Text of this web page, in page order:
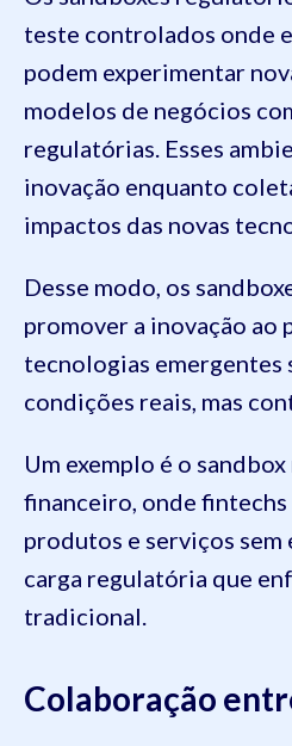
teste controlados onde
podem experimentar
modelos de negócios
regulatórias. Esses
inovação enquanto
impactos das novas
Desse modo, os
promover a inovação ao
tecnologias emergentes
condições reais, mas
Um exemplo é o
financeiro, onde
produtos e serviços sem
carga regulatória que
tradicional.
Colaboração